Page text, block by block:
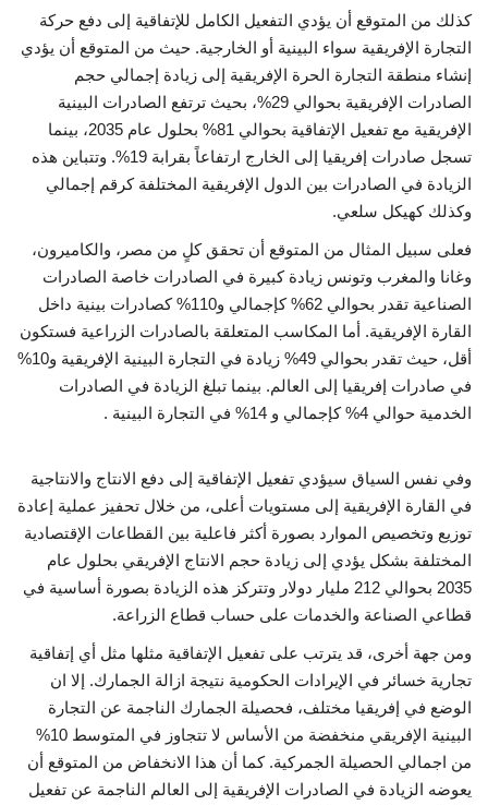
كذلك من المتوقع أن يؤدي التفعيل الكامل للإتفاقية إلى دفع حركة
التجارة الإفريقية سواء البينية أو الخارجية. حيث من المتوقع أن يؤدي
إنشاء منطقة التجارة الحرة الإفريقية إلى زيادة إجمالي حجم
الصادرات الإفريقية بحوالي 29%، بحيث ترتفع الصادرات البينية
الإفريقية مع تفعيل الإتفاقية بحوالي 81% بحلول عام 2035، بينما
تسجل صادرات إفريقيا إلى الخارج ارتفاعاً بقرابة 19%. وتتباين هذه
الزيادة في الصادرات بين الدول الإفريقية المختلفة كرقم إجمالي
وكذلك كهيكل سلعي.
فعلى سبيل المثال من المتوقع أن تحقق كلٍ من مصر، والكاميرون،
وغانا والمغرب وتونس زيادة كبيرة في الصادرات خاصة الصادرات
الصناعية تقدر بحوالي 62% كإجمالي و110% كصادرات بينية داخل
القارة الإفريقية. أما المكاسب المتعلقة بالصادرات الزراعية فستكون
أقل، حيث تقدر بحوالي 49% زيادة في التجارة البينية الإفريقية و10%
في صادرات إفريقيا إلى العالم. بينما تبلغ الزيادة في الصادرات
الخدمية حوالي 4% كإجمالي و 14% في التجارة البينية .
وفي نفس السياق سيؤدي تفعيل الإتفاقية إلى دفع الانتاج والانتاجية
في القارة الإفريقية إلى مستويات أعلى، من خلال تحفيز عملية إعادة
توزيع وتخصيص الموارد بصورة أكثر فاعلية بين القطاعات الإقتصادية
المختلفة بشكل يؤدي إلى زيادة حجم الانتاج الإفريقي بحلول عام
2035 بحوالي 212 مليار دولار وتتركز هذه الزيادة بصورة أساسية في
قطاعي الصناعة والخدمات على حساب قطاع الزراعة.
ومن جهة أخرى، قد يترتب على تفعيل الإتفاقية مثلها مثل أي إتفاقية
تجارية خسائر في الإيرادات الحكومية نتيجة ازالة الجمارك. إلا ان
الوضع في إفريقيا مختلف، فحصيلة الجمارك الناجمة عن التجارة
البينية الإفريقي منخفضة من الأساس لا تتجاوز في المتوسط 10%
من اجمالي الحصيلة الجمركية. كما أن هذا الانخفاض من المتوقع أن
يعوضه الزيادة في الصادرات الإفريقية إلى العالم الناجمة عن تفعيل